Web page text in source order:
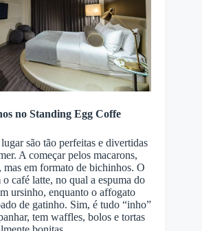
no Standing Egg Coffe
são tão perfeitas e divertidas
A começar pelos macarons,
mas em formato de bichinhos. O
café latte, no qual a espuma do
ursinho, enquanto o affogato
de gatinho. Sim, é tudo “inho”
tem waffles, bolos e tortas